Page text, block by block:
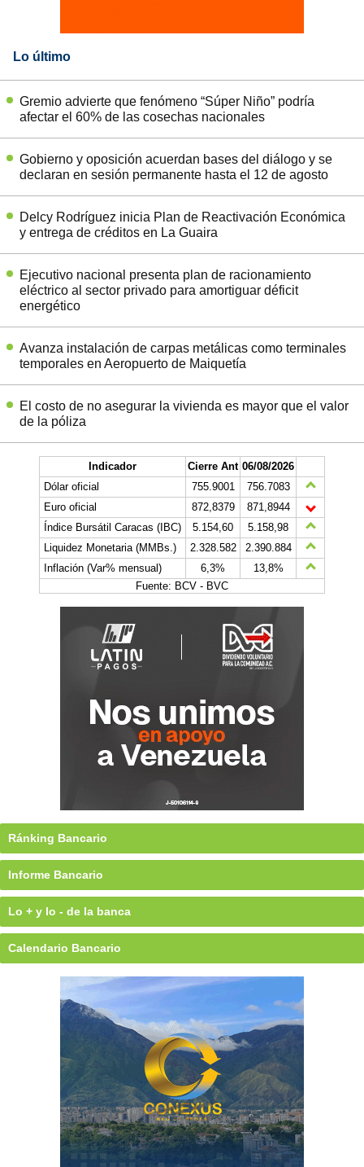
Lo último
Gremio advierte que fenómeno “Súper Niño” podría
afectar el 60% de las cosechas nacionales
Gobierno y oposición acuerdan bases del diálogo y se
declaran en sesión permanente hasta el 12 de agosto
Delcy Rodríguez inicia Plan de Reactivación Económica
y entrega de créditos en La Guaira
Ejecutivo nacional presenta plan de racionamiento
eléctrico al sector privado para amortiguar déficit
energético
Avanza instalación de carpas metálicas como terminales
temporales en Aeropuerto de Maiquetía
El costo de no asegurar la vivienda es mayor que el valor
de la póliza
Indicador Cierre Ant 06/08/2026
Dólar oficial
755.9001
756.7083
Euro oficial
872,8379
871,8944
Índice Bursátil Caracas (IBC)
5.154,60
5.158,98
Liquidez Monetaria (MMBs.)
2.328.582
2.390.884
Inflación (Var% mensual)
6,3%
13,8%
Fuente: BCV - BVC
Ránking Bancario
Informe Bancario
Lo + y lo - de la banca
Calendario Bancario